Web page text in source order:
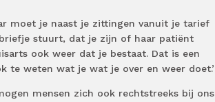
moet je naast je zittingen vanuit je tarief
stuurt, dat je zijn of haar patiënt
ook weer dat je bestaat. Dat is een
te weten wat je wat je over en weer doet.’
mensen zich ook rechtstreeks bij ons